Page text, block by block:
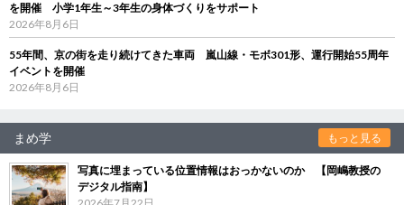
を開催 小学1年生～3年生の身体づくりをサポート
2026年8月6日
55年間、京の街を走り続けてきた車両 嵐山線・モボ301形、運行開始55周年
イベントを開催
2026年8月6日
まめ学 もっと見る
写真に埋まっている位置情報はおっかないのか 【岡嶋教授の
デジタル指南】